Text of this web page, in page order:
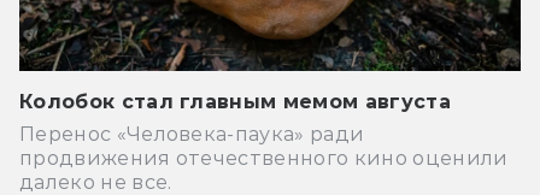
Колобок стал главным мемом августа
Перенос «Человека-паука» ради
продвижения отечественного кино оценили
далеко не все.